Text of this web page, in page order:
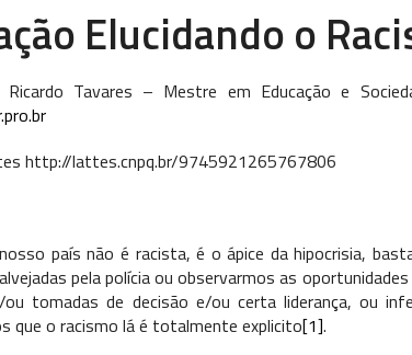
Elucidando o
Ricardo Tavares – Mestre em Educação e
http://lattes.cnpq.br/9745921265767806
país não é racista, é o ápice da hipocrisia,
pela polícia ou observarmos as
tomadas de decisão e/ou certa liderança, ou
que o racismo lá é totalmente explicito[1].